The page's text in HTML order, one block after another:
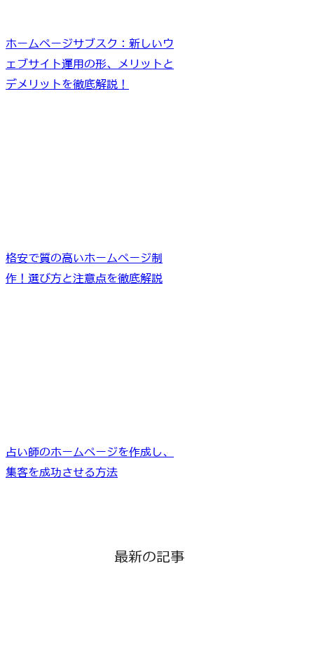
ホームページサブスク：新しいウ
ェブサイト運用の形、メリットと
デメリットを徹底解説！
格安で質の高いホームページ制
作！選び方と注意点を徹底解説
占い師のホームページを作成し、
集客を成功させる方法
最新の記事